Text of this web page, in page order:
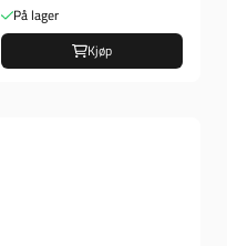
På lager
Kjøp